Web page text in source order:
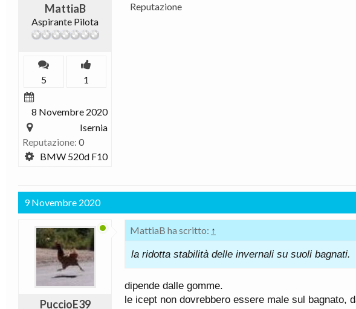
MattiaB
Aspirante Pilota
5 1
8 Novembre 2020
Isernia
Reputazione: 0
BMW 520d F10
Reputazione
9 Novembre 2020
PuccioE39
MattiaB ha scritto: ↑
la ridotta stabilità delle invernali su suoli bagnati.
dipende dalle gomme.
le icept non dovrebbero essere male sul bagnato,